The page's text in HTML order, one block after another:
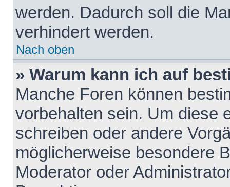
werden. Dadurch soll die
verhindert werden.
Nach oben
» Warum kann ich auf
Manche Foren können
vorbehalten sein. Um diese
schreiben oder andere
möglicherweise besondere
Moderator oder